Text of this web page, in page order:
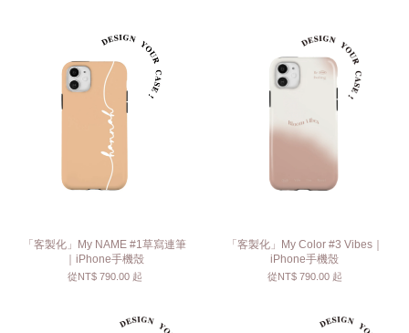
「客製化」My NAME #1草寫連筆
｜iPhone手機殼
從NT$ 790.00 起
「客製化」My Color #3 Vibes｜
iPhone手機殼
從NT$ 790.00 起